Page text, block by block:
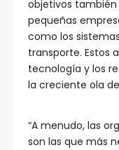
objetivos
pequeñas
como los
transporte. Estos
tecnología y los
la creciente ola
“A menudo, las
son las que más